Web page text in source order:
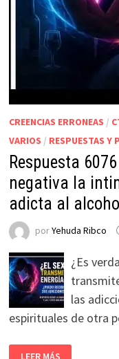
CREENCIAS ERRONEAS /
VARIOS / RESPUESTAS Y
Respuesta
negativa la
adicta al
porYehuda Ribco
¿Es
las
espirituales de otra
LEER MÁS